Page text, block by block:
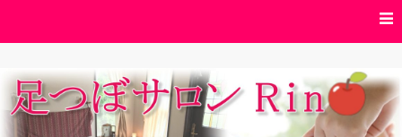
ン
ツ
へ
ス